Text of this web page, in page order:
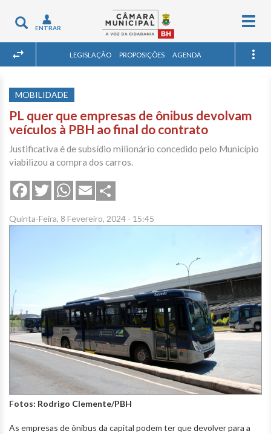
Toggle
navigation
ENTRAR
LEGISLAÇÃO PROPOSIÇÕES AGENDA
MOBILIDADE
PL quer que empresas de ônibus devolvam
veículos à PBH ao final do contrato
Justificativa é de subsídio milionário concedido pelo Município
viabilizou a compra dos carros.
FacebookTwitterWhatsApp
Email
Quinta-Feira, 8 Fevereiro, 2024 - 15:45
Fotos: Rodrigo Clemente/PBH
As empresas de ônibus da capital podem ter que devolver para a